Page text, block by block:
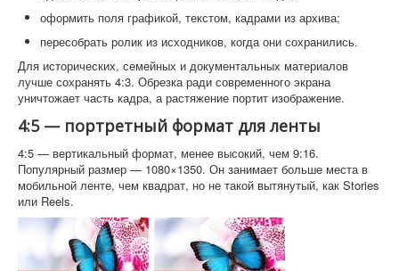
оформить поля графикой, текстом, кадрами из архива;
пересобрать ролик из исходников, когда они сохранились.
Для исторических, семейных и документальных материалов
лучше сохранять 4:3. Обрезка ради современного экрана
уничтожает часть кадра, а растяжение портит изображение.
4:5 — портретный формат для ленты
4:5 — вертикальный формат, менее высокий, чем 9:16.
Популярный размер — 1080×1350. Он занимает больше места в
мобильной ленте, чем квадрат, но не такой вытянутый, как Stories
или Reels.